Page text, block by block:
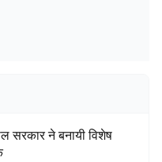
सरकार ने बनायी विशेष